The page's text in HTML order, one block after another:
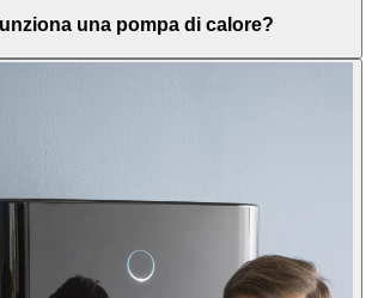
una pompa di calore?